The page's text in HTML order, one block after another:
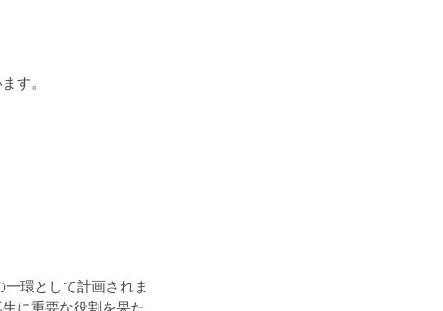
す。
環として計画されま